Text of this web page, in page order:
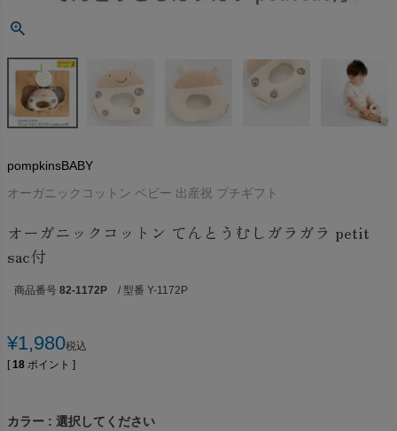
pompkinsBABY
オーガニックコットン ベビー 出産祝 プチギフト
オーガニックコットン てんとうむしガラガラ petit
sac付
商品番号 82-1172P / 型番 Y-1172P
¥1,980税込
[ 18 ポイント ]
カラー
選択してください